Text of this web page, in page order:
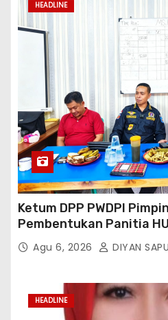
HEADLINE
Ketum DPP PWDPI
Pembentukan Panitia
Susunan Dan Rangkaian
Agu 6, 2026 DIYAN
HEADLINE